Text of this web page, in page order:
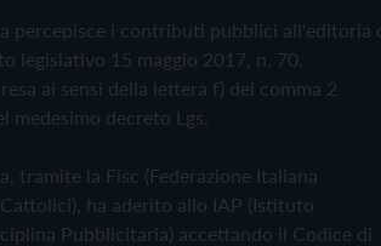
percepisce i contributi pubblici all'editoria
legislativo 15 maggio 2017, n. 70.
ai sensi della lettera f) del comma 2
medesimo decreto Lgs.
tramite la Fisc (Federazione Italiana
ha aderito allo IAP (Istituto
Pubblicitaria) accettando il Codice di